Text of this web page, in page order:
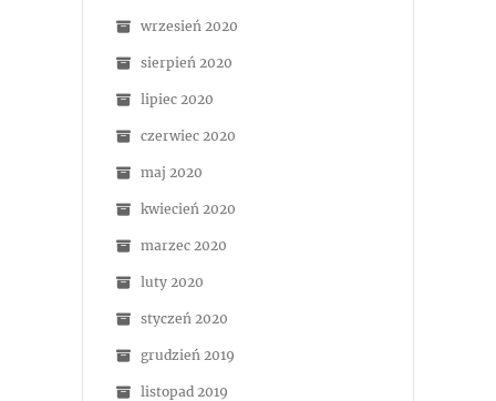
wrzesień 2020
sierpień 2020
lipiec 2020
czerwiec 2020
maj 2020
kwiecień 2020
marzec 2020
luty 2020
styczeń 2020
grudzień 2019
listopad 2019